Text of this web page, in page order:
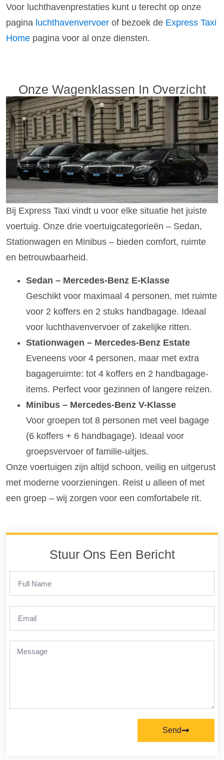
Voor luchthavenprestaties kunt u terecht op onze
pagina luchthavenvervoer of bezoek de Express Taxi
Home pagina voor al onze diensten.
Onze Wagenklassen In Overzicht
Bij Express Taxi vindt u voor elke situatie het juiste
voertuig. Onze drie voertuigcategorieën – Sedan,
Stationwagen en Minibus – bieden comfort, ruimte
en betrouwbaarheid.
Sedan – Mercedes-Benz E-Klasse
Geschikt voor maximaal 4 personen, met ruimte
voor 2 koffers en 2 stuks handbagage. Ideaal
voor luchthavenvervoer of zakelijke ritten.
Stationwagen – Mercedes-Benz Estate
Eveneens voor 4 personen, maar met extra
bagageruimte: tot 4 koffers en 2 handbagage-
items. Perfect voor gezinnen of langere reizen.
Minibus – Mercedes-Benz V-Klasse
Voor groepen tot 8 personen met veel bagage
(6 koffers + 6 handbagage). Ideaal voor
groepsvervoer of familie-uitjes.
Onze voertuigen zijn altijd schoon, veilig en uitgerust
met moderne voorzieningen. Reist u alleen of met
een groep – wij zorgen voor een comfortabele rit.
Stuur Ons Een Bericht
Send